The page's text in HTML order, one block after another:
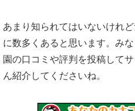
あまり知られてはいないけれ
に数多くあると思います。み
園の口コミや評判を投稿して
ん紹介してくださいね。